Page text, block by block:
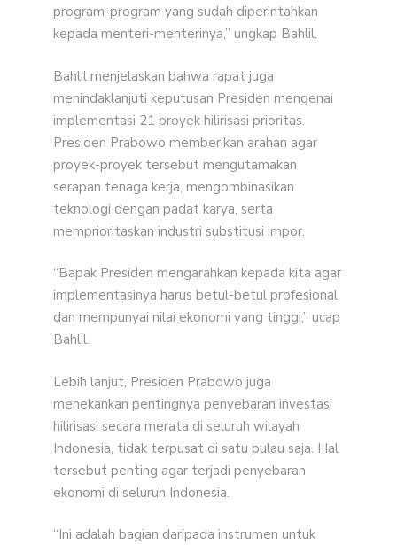
program-program yang sudah diperintahkan
kepada menteri-menterinya,” ungkap Bahlil.
Bahlil menjelaskan bahwa rapat juga
menindaklanjuti keputusan Presiden mengenai
implementasi 21 proyek hilirisasi prioritas.
Presiden Prabowo memberikan arahan agar
proyek-proyek tersebut mengutamakan
serapan tenaga kerja, mengombinasikan
teknologi dengan padat karya, serta
memprioritaskan industri substitusi impor.
“Bapak Presiden mengarahkan kepada kita agar
implementasinya harus betul-betul profesional
dan mempunyai nilai ekonomi yang tinggi,” ucap
Bahlil.
Lebih lanjut, Presiden Prabowo juga
menekankan pentingnya penyebaran investasi
hilirisasi secara merata di seluruh wilayah
Indonesia, tidak terpusat di satu pulau saja. Hal
tersebut penting agar terjadi penyebaran
ekonomi di seluruh Indonesia.
“Ini adalah bagian daripada instrumen untuk